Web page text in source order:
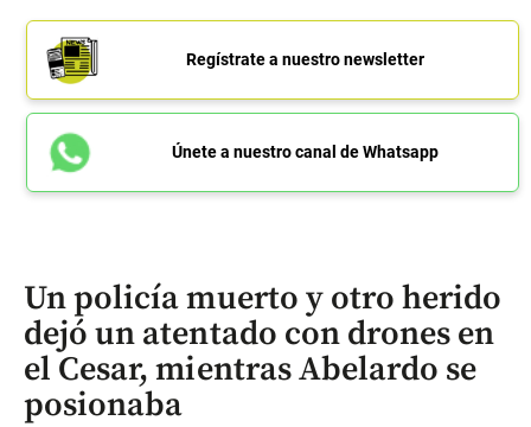
Regístrate a nuestro newsletter
Únete a nuestro canal de Whatsapp
Un policía muerto y otro herido
dejó un atentado con drones en
el Cesar, mientras Abelardo se
posionaba